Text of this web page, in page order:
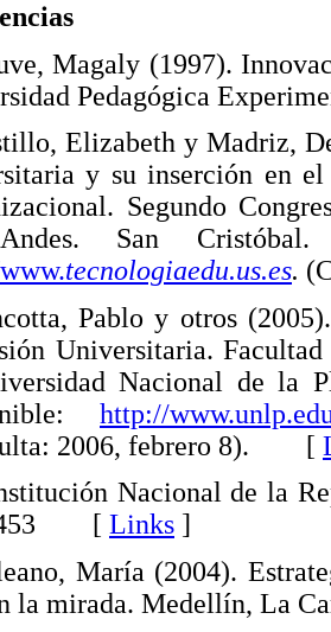
Magaly (1997).
Pedagógica
Elizabeth y Madriz,
y su inserción en
Segundo
San Cristóbal.
tecnologiaedu.us.es.
Pablo y otros
Universitaria.
Nacional de la
http://
2006, febrero 8). [
Nacional de la
[ Links ]
María (2004).
la mirada. Medellín,